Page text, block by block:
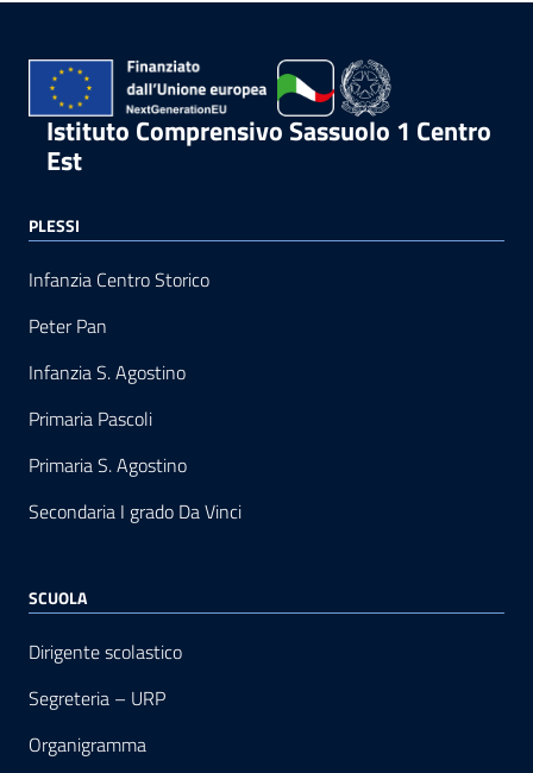
Istituto Comprensivo Sassuolo 1 Centro
Est
PLESSI
Infanzia Centro Storico
Peter Pan
Infanzia S. Agostino
Primaria Pascoli
Primaria S. Agostino
Secondaria I grado Da Vinci
SCUOLA
Dirigente scolastico
Segreteria – URP
Organigramma